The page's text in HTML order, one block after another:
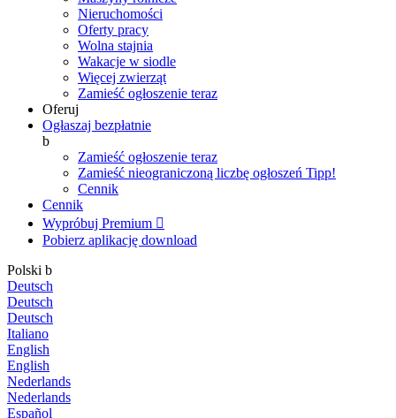
Nieruchomości
Oferty pracy
Wolna stajnia
Wakacje w siodle
Więcej zwierząt
Zamieść ogłoszenie teraz
Oferuj
Ogłaszaj bezpłatnie
b
Zamieść ogłoszenie teraz
Zamieść nieograniczoną liczbę ogłoszeń Tipp!
Cennik
Cennik
Wypróbuj Premium 
Pobierz aplikację download
Polski b
Deutsch
Deutsch
Deutsch
Italiano
English
English
Nederlands
Nederlands
Español